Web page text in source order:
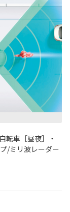
転車［昼夜］・
/ミリ波レーダー